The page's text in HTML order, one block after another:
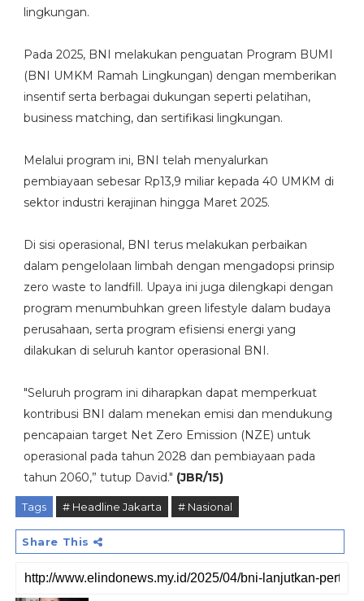
lingkungan.
Pada 2025, BNI melakukan penguatan Program BUMI
(BNI UMKM Ramah Lingkungan) dengan memberikan
insentif serta berbagai dukungan seperti pelatihan,
business matching, dan sertifikasi lingkungan.
Melalui program ini, BNI telah menyalurkan
pembiayaan sebesar Rp13,9 miliar kepada 40 UMKM di
sektor industri kerajinan hingga Maret 2025.
Di sisi operasional, BNI terus melakukan perbaikan
dalam pengelolaan limbah dengan mengadopsi prinsip
zero waste to landfill. Upaya ini juga dilengkapi dengan
program menumbuhkan green lifestyle dalam budaya
perusahaan, serta program efisiensi energi yang
dilakukan di seluruh kantor operasional BNI.
"Seluruh program ini diharapkan dapat memperkuat
kontribusi BNI dalam menekan emisi dan mendukung
pencapaian target Net Zero Emission (NZE) untuk
operasional pada tahun 2028 dan pembiayaan pada
tahun 2060,” tutup David." (JBR/15)
Tags # Headline Jakarta # Nasional
Share This